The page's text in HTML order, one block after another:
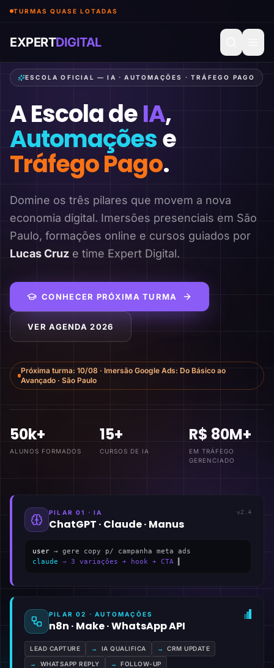
TURMAS QUASE LOTADAS
EXPERTDIGITAL
ESCOLA OFICIAL — IA · AUTOMAÇÕES · TRÁFEGO PAGO
A Escola deIA,
Automaçõese
Tráfego Pago.
Domine os três pilares que movem a nova
economia digital. Imersões presenciais em São
Paulo, formações online e cursos guiados por
Lucas Cruz e time Expert Digital.
CONHECER PRÓXIMA TURMA
VER AGENDA 2026
Próxima turma: 10/08 · Imersão Google Ads: Do Básico ao
Avançado · São Paulo
50k+
ALUNOS FORMADOS
15+
CURSOS DE IA
R$ 80M+
EM TRÁFEGO
GERENCIADO
PILAR 01 · IA
ChatGPT · Claude · Manus
v2.4
user → gere copy p/ campanha meta ads
claude → 3 variações + hook + CTA
PILAR 02 · AUTOMAÇÕES
n8n · Make · WhatsApp API
LEAD CAPTURE → IA QUALIFICA → CRM UPDATE
→ WHATSAPP REPLY → FOLLOW-UP